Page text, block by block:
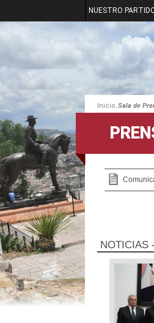
NUESTRO
Inicio.Sala de
NOTICIAS -